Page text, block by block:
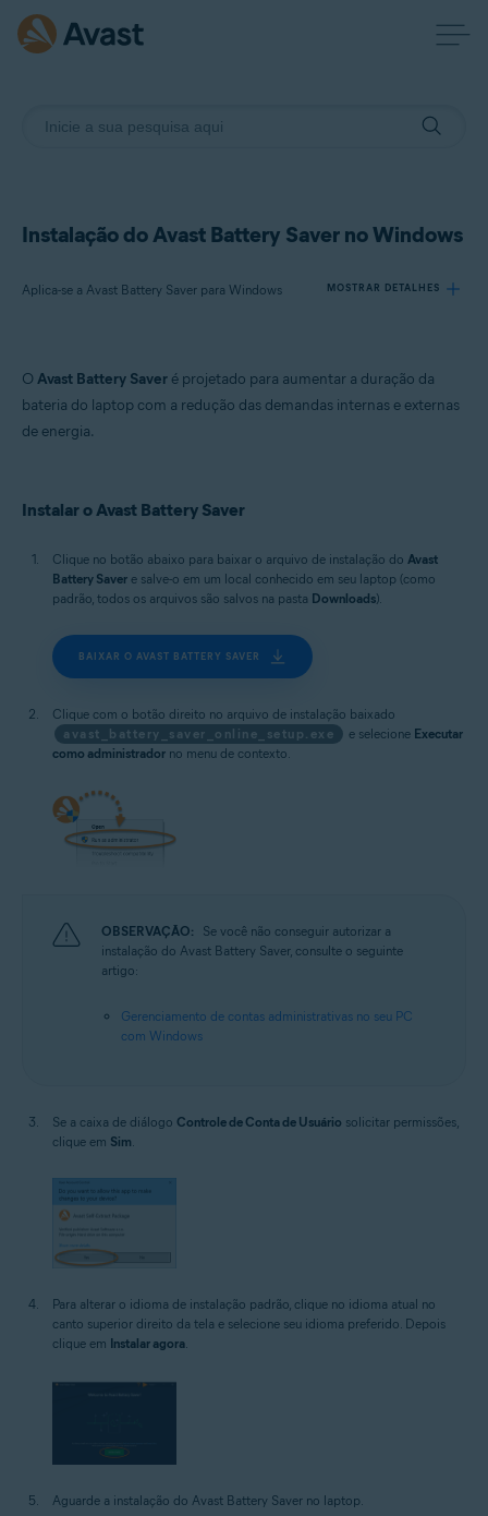
Instalação do Avast Battery Saver no Windows
Aplica-se a Avast Battery Saver para Windows MOSTRAR DETALHES
Produtos:
Avast Battery Saver 22.x para Windows
Microsoft Windows 8.1 / Pro / Enterprise - 32 / 64-bit
Microsoft Windows 7 Home Basic / Home Premium / Professional /
Enterprise / Ultimate - Service Pack 1, 32 / 64-bit
O Avast Battery Saver é projetado para aumentar a duração da
bateria do laptop com a redução das demandas internas e externas
de energia.
Instalar o Avast Battery Saver
Clique no botão abaixo para baixar o arquivo de instalação do Avast
Battery Saver e salve-o em um local conhecido em seu laptop (como
padrão, todos os arquivos são salvos na pasta Downloads).
BAIXAR O AVAST BATTERY SAVER
Clique com o botão direito no arquivo de instalação baixado
avast_battery_saver_online_setup.exe
e selecione Executar
como administrador no menu de contexto.
OBSERVAÇÃO:
Se você não conseguir autorizar a
instalação do Avast Battery Saver, consulte o seguinte
artigo:
Gerenciamento de contas administrativas no seu PC
com Windows
Se a caixa de diálogo Controle de Conta de Usuário solicitar permissões,
clique em Sim
Para alterar o idioma de instalação padrão, clique no idioma atual no
canto superior direito da tela e selecione seu idioma preferido. Depois
clique em Instalar agora
Aguarde a instalação do Avast Battery Saver no laptop.